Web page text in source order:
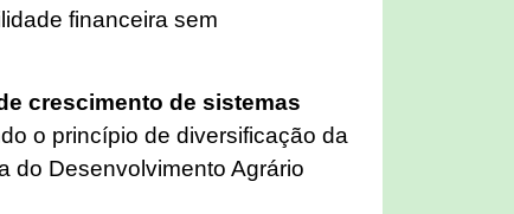
financeira sem
crescimento de sistemas
o princípio de diversificação da
do Desenvolvimento Agrário